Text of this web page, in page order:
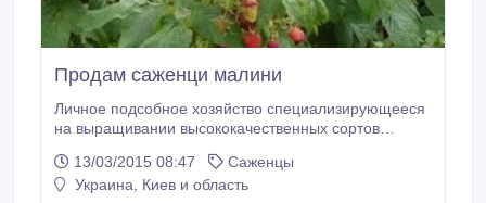
Продам саженци малини
Личное подсобное хозяйство специализирующееся
на выращивании высококачественных сортов
оптимальным и конкурентноспособным ценам. У
нас имеются саженцы малины ремонтантных
13/03/2015 08:47
Саженцы
Украина, Киев и область